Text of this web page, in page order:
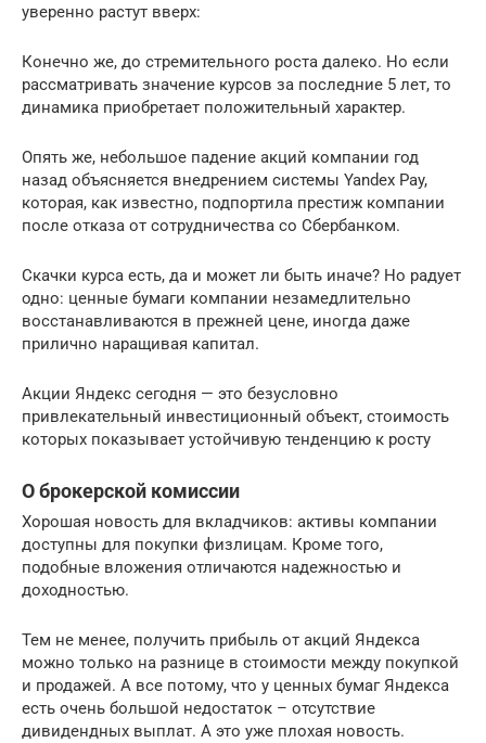
уверенно растут вверх:
Конечно же, до стремительного роста далеко. Но если
рассматривать значение курсов за последние 5 лет, то
динамика приобретает положительный характер.
Опять же, небольшое падение акций компании год
назад объясняется внедрением системы Yandex Pay,
которая, как известно, подпортила престиж компании
после отказа от сотрудничества со Сбербанком.
Скачки курса есть, да и может ли быть иначе? Но радует
одно: ценные бумаги компании незамедлительно
восстанавливаются в прежней цене, иногда даже
прилично наращивая капитал.
Акции Яндекс сегодня — это безусловно
привлекательный инвестиционный объект, стоимость
которых показывает устойчивую тенденцию к росту
О брокерской комиссии
Хорошая новость для вкладчиков: активы компании
доступны для покупки физлицам. Кроме того,
подобные вложения отличаются надежностью и
доходностью.
Тем не менее, получить прибыль от акций Яндекса
можно только на разнице в стоимости между покупкой
и продажей. А все потому, что у ценных бумаг Яндекса
есть очень большой недостаток – отсутствие
дивидендных выплат. А это уже плохая новость.